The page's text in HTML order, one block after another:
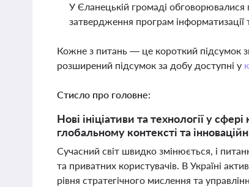
У Єланецькій громаді обговорювалися
затвердження програм інформатизації
Кожне з питань — це короткий підсумок
розширений підсумок за добу доступні у
Стисло про головне:
Нові ініціативи та технології у
глобальному контексті та
Сучасний світ швидко змінюється, і
та приватних користувачів. В Україні
рівня стратегічного мислення та